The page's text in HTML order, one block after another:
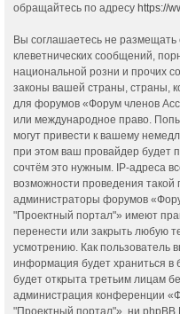
обращайтесь по адресу https://
Вы соглашаетесь не размещать
клеветнических сообщений,
национальной розни и прочих
законы вашей страны, страны,
для форумов «Форум членов
или международное право.
могут привести к вашему
при этом ваш провайдер будет
сочтём это нужным. IP-адреса
возможности проведения такой
администраторы форумов
"Проектный портал"» имеют
перенести или закрыть любую
усмотрению. Как пользователь
информация будет храниться
будет открыта третьим лицам
администрация конференции
"Проектный портал"», ни phpBB